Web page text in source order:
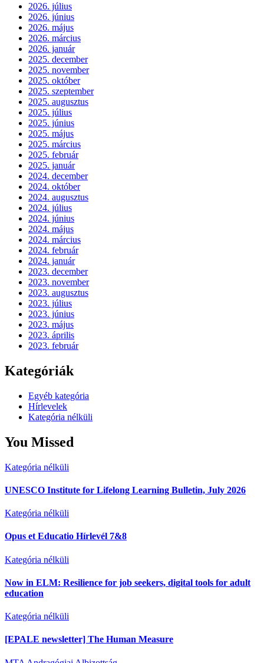
2026. július
2026. június
2026. május
2026. március
2026. január
2025. december
2025. november
2025. október
2025. szeptember
2025. augusztus
2025. július
2025. június
2025. május
2025. március
2025. február
2025. január
2024. december
2024. október
2024. augusztus
2024. július
2024. június
2024. május
2024. március
2024. február
2024. január
2023. december
2023. november
2023. augusztus
2023. július
2023. június
2023. május
2023. április
2023. február
Kategóriák
Egyéb kategória
Hírlevelek
Kategória nélküli
You Missed
Kategória nélküli
UNESCO Institute for Lifelong Learning Bulletin, July 2026
Kategória nélküli
Opus et Educatio Hírlevél 7&8
Kategória nélküli
Now in ELM: Resilience for job seekers, digital tools for adult
education
Kategória nélküli
[EPALE newsletter] The Human Measure